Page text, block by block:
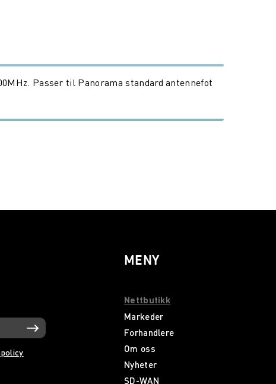
Passer til Panorama standard antennefot
MENY
Nettbutikk
Markeder
Forhandlere
Om oss
Nyheter
SD-WAN